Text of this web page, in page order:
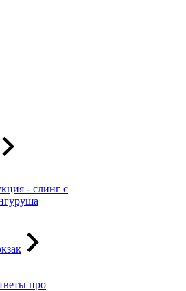
- слинг с
про